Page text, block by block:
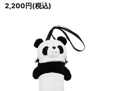
2,200円(税込)